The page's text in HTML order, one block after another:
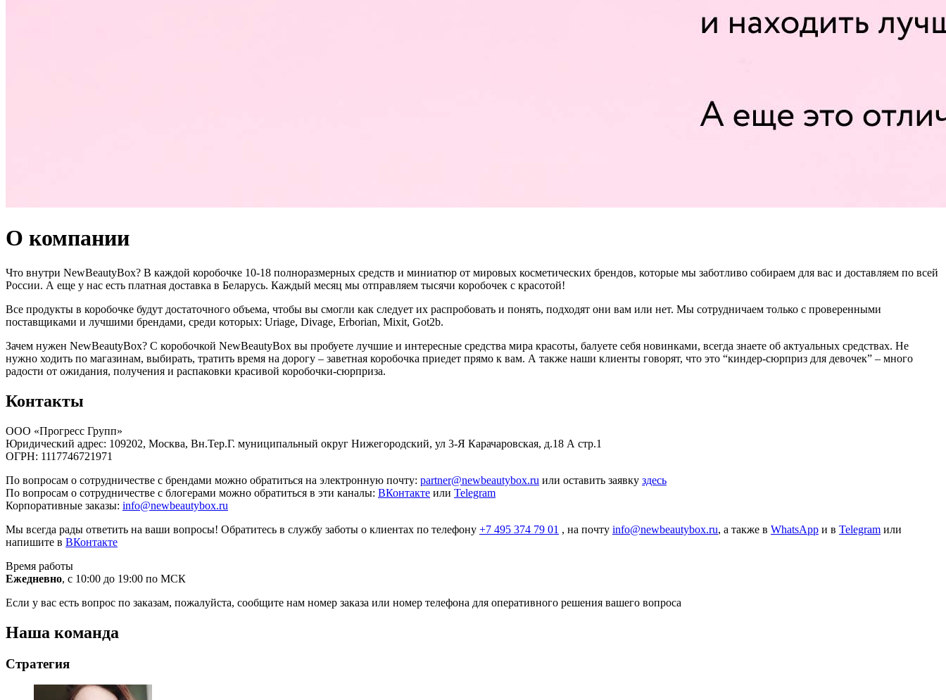
О компании
Что внутри NewBeautyBox? В каждой коробочке 10-18 полноразмерных средств и миниатюр от мировых косметических брендов, которые мы заботливо собираем для вас и доставляем по всей
России. А еще у нас есть платная доставка в Беларусь. Каждый месяц мы отправляем тысячи коробочек с красотой!
Все продукты в коробочке будут достаточного объема, чтобы вы смогли как следует их распробовать и понять, подходят они вам или нет. Мы сотрудничаем только с проверенными
поставщиками и лучшими брендами, среди которых: Uriage, Divage, Erborian, Mixit, Got2b.
Зачем нужен NewBeautyBox? С коробочкой NewBeautyBox вы пробуете лучшие и интересные средства мира красоты, балуете себя новинками, всегда знаете об актуальных средствах. Не
нужно ходить по магазинам, выбирать, тратить время на дорогу – заветная коробочка приедет прямо к вам. А также наши клиенты говорят, что это “киндер-сюрприз для девочек” – много
радости от ожидания, получения и распаковки красивой коробочки-сюрприза.
Контакты
ООО «Прогресс Групп»
Юридический адрес: 109202, Москва, Вн.Тер.Г. муниципальный округ Нижегородский, ул 3-Я Карачаровская, д.18 А стр.1
ОГРН: 1117746721971
По вопросам о сотрудничестве с брендами можно обратиться на электронную почту: partner@newbeautybox.ru или оставить заявку здесь
По вопросам о сотрудничестве с блогерами можно обратиться в эти каналы: ВКонтакте или Telegram
Корпоративные заказы: info@newbeautybox.ru
Мы всегда рады ответить на ваши вопросы! Обратитесь в службу заботы о клиентах по телефону +7 495 374 79 01 , на почту info@newbeautybox.ru, а также в WhatsApp и в Telegram или
напишите в ВКонтакте
Время работы
Ежедневно, с 10:00 до 19:00 по МСК
Если у вас есть вопрос по заказам, пожалуйста, сообщите нам номер заказа или номер телефона для оперативного решения вашего вопроса
Наша команда
Стратегия